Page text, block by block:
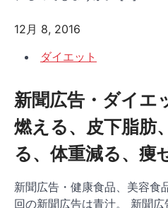
12月 8, 2016
ダイエット
新聞広告・ダイ
燃える、皮下脂肪
る、体重減る、痩
新聞広告・健康食品、美容食
回の新聞広告は青汁。 新聞広